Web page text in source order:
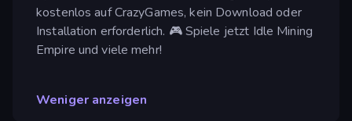
kostenlos auf CrazyGames, kein Download oder
Installation erforderlich. 🎮 Spiele jetzt Idle Mining
Empire und viele mehr!
Weniger anzeigen